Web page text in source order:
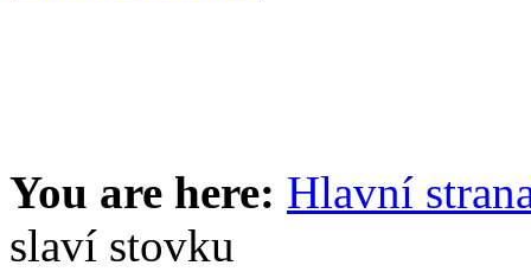
You are here: Hlavní
slaví stovku